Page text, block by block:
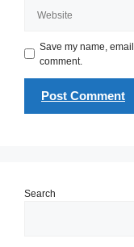
Save my name,
comment.
Search